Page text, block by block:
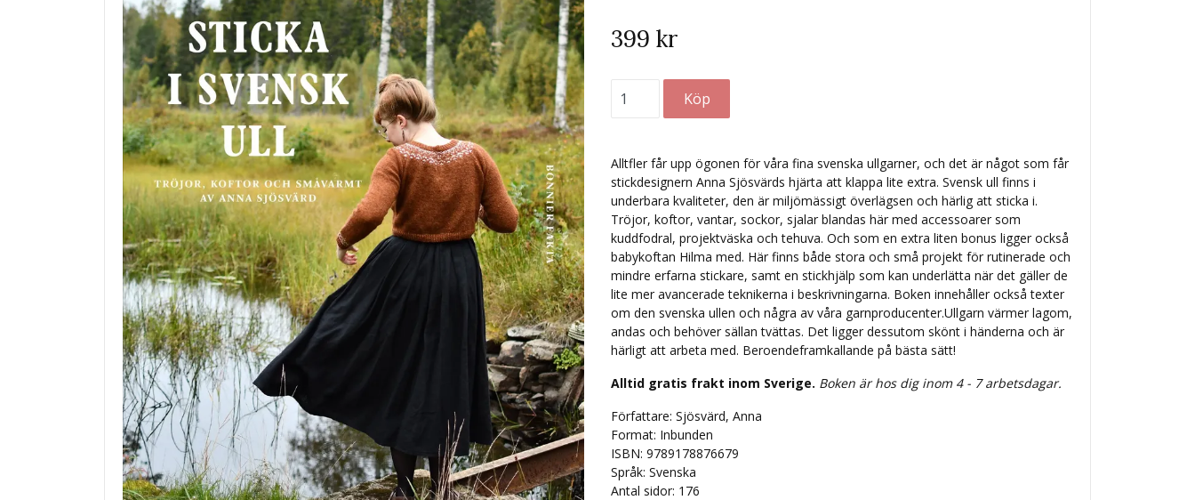
399 kr
Alltfler får upp ögonen för våra fina svenska ullgarner, och det är något som får
stickdesignern Anna Sjösvärds hjärta att klappa lite extra. Svensk ull finns i
underbara kvaliteter, den är miljömässigt överlägsen och härlig att sticka i.
Tröjor, koftor, vantar, sockor, sjalar blandas här med accessoarer som
kuddfodral, projektväska och tehuva. Och som en extra liten bonus ligger också
babykoftan Hilma med. Här finns både stora och små projekt för rutinerade och
mindre erfarna stickare, samt en stickhjälp som kan underlätta när det gäller de
lite mer avancerade teknikerna i beskrivningarna. Boken innehåller också texter
om den svenska ullen och några av våra garnproducenter.Ullgarn värmer lagom,
andas och behöver sällan tvättas. Det ligger dessutom skönt i händerna och är
härligt att arbeta med. Beroendeframkallande på bästa sätt!
Alltid gratis frakt inom Sverige. Boken är hos dig inom 4 - 7 arbetsdagar.
Författare: Sjösvärd, Anna
Format: Inbunden
ISBN: 9789178876679
Språk: Svenska
Antal sidor: 176